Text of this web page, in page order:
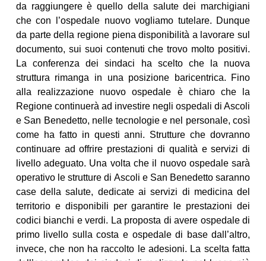
da raggiungere è quello della salute dei marchigiani
che con l’ospedale nuovo vogliamo tutelare. Dunque
da parte della regione piena disponibilità a lavorare sul
documento, sui suoi contenuti che trovo molto positivi.
La conferenza dei sindaci ha scelto che la nuova
struttura rimanga in una posizione baricentrica. Fino
alla realizzazione nuovo ospedale è chiaro che la
Regione continuerà ad investire negli ospedali di Ascoli
e San Benedetto, nelle tecnologie e nel personale, così
come ha fatto in questi anni. Strutture che dovranno
continuare ad offrire prestazioni di qualità e servizi di
livello adeguato. Una volta che il nuovo ospedale sarà
operativo le strutture di Ascoli e San Benedetto saranno
case della salute, dedicate ai servizi di medicina del
territorio e disponibili per garantire le prestazioni dei
codici bianchi e verdi. La proposta di avere ospedale di
primo livello sulla costa e ospedale di base dall’altro,
invece, che non ha raccolto le adesioni. La scelta fatta